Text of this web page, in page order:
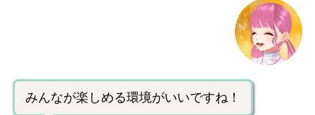
みんなが楽しめる環境がいいですね！